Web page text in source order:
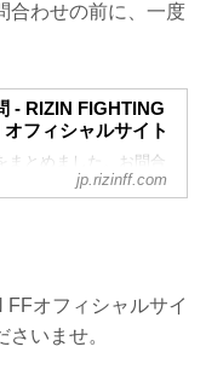
合わせの前に、一度
- RIZIN FIGHTING
フィシャルサイト
まとめました。お問合
ご確認下さい。
戦したいのですが、
を買うと一番良い席
案内は、以下の順番と
（超強者）
jp.rizinff.com
オフィシャルサイ
いませ。